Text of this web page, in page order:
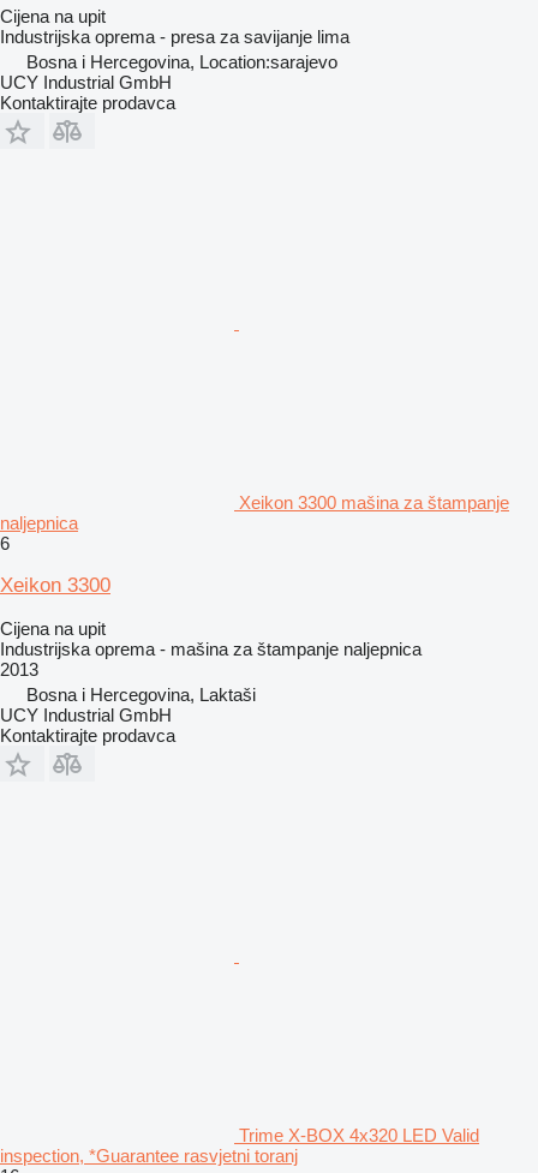
Cijena na upit
Industrijska oprema - presa za savijanje lima
Bosna i Hercegovina, Location:sarajevo
UCY Industrial GmbH
Kontaktirajte prodavca
Xeikon 3300 mašina za štampanje
naljepnica
6
Xeikon 3300
Cijena na upit
Industrijska oprema - mašina za štampanje naljepnica
2013
Bosna i Hercegovina, Laktaši
UCY Industrial GmbH
Kontaktirajte prodavca
Trime X-BOX 4x320 LED Valid
inspection, *Guarantee rasvjetni toranj